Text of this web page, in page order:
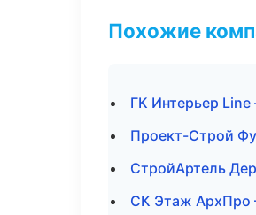
Похожие
ГК Интерьер
Проект-Строй
СтройАртель
СК Этаж АрхПро